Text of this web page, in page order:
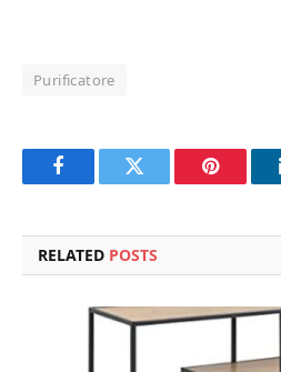
Purificatore
FacebookTwitter Pinterest
RELATED POSTS